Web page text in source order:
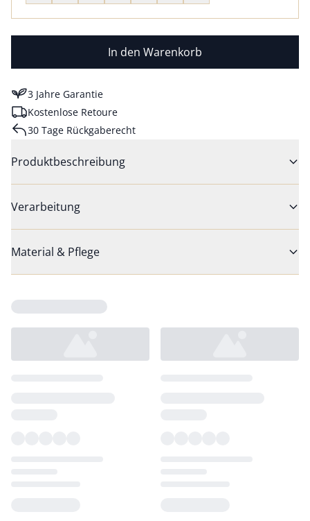
In den Warenkorb
3 Jahre Garantie
Kostenlose Retoure
30 Tage Rückgaberecht
Produktbeschreibung
Verarbeitung
Material & Pflege